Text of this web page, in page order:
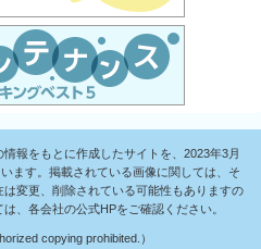
報をもとに作成したサイトを、2023年3月
ます。掲載されている画像に関しては、そ
変更、削除されている可能性もありますの
、各会社の公式HPをご確認ください。
copying prohibited.）